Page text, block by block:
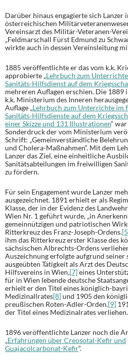
Darüber hinaus engagierte sich Lanzer
österreichischen
Vereinsarzt des Militär-Veteranen-
„Feldmarschall Fürst Edmund zu
wirkte auch in dessen Vereinsleitung
1885 veröffentlichte er das vom k.k.
approbierte „Lehrbuch zum
Sanitäts-Hilfsdienst auf dem
mehreren Auflagen erschien. Die 1889
k.k. Ministerium des Inneren
Auflage „Lehrbuch zum Unterrichte im
Sanitäts-Hilfsdienste auf dem
einer Skizze und 131 Illustrationen“
Sonderdruck der vom Ministerium
Schrift: „Gemeinverständliche
und Cholera-Maßnahmen“. Mit dem
Lanzer das Ziel, eine einheitliche
Sanitätsabteilungen im freiwilligen
zu fördern.
Für sein Engagement wurde Lanzer
ausgezeichnet. 1891 erhielt er als
Klasse, der in der Evidenz des
Wien Nr. 1 geführt wurde, „in
gemeinnützigen und patriotischen
Ritterkreuz des Franz-Joseph-Ordens.
ihm das Ritterkreuz erster Klasse des
sächsischen Albrechts-Ordens
Auszeichnung erfolgte aufgrund seiner
ausgeübten Tätigkeit als Arzt des
Hilfsvereins in Wien,[7]eines
für in Wien lebende deutsche
erhielt er den Titel eines königlich-
Medizinallrates[8]und 1905 den
preußischen Roten-Adler-Orden.[9]
der Titel eines Medizinalrates verliehen.
1896 veröffentlichte Lanzer noch die
„Erfahrungen über Creosotal-Kefir und
Guajacolcarbonat-Kefir“.